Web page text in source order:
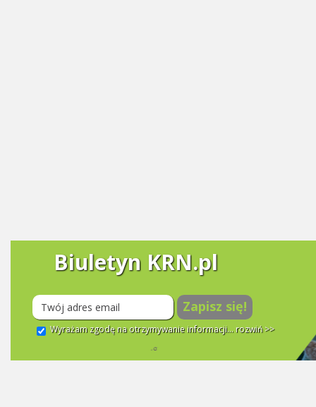
Biuletyn KRN.pl
Zapisz się!
Wyrażam zgodę na otrzymywanie informacji... rozwiń >>